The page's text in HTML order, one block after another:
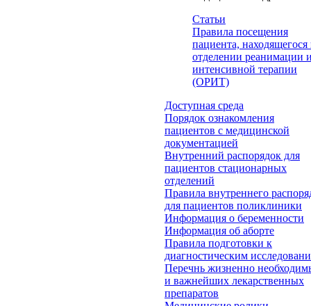
Статьи
Правила посещения
пациента, находящегося
отделении реанимации и
интенсивной терапии
(ОРИТ)
Доступная среда
Порядок ознакомления
пациентов с медицинской
документацией
Внутренний распорядок для
пациентов стационарных
отделений
Правила внутреннего
для пациентов поликлиники
Информация о беременности
Информация об аборте
Правила подготовки к
диагностическим
Перечнь жизненно
и важнейших лекарственных
препаратов